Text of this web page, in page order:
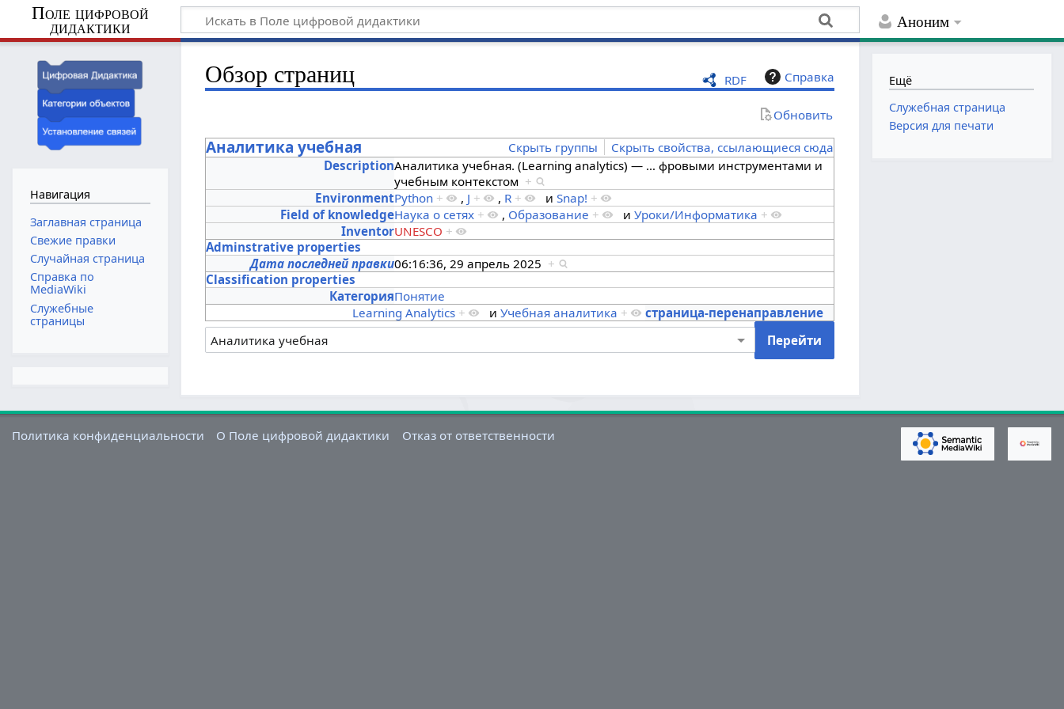
Аноним
Поле цифровой
дидактики
RDF Справка
Обзор страниц
Обновить
Аналитика учебная Скрыть группы
Скрыть свойства, ссылающиеся сюда
DescriptionАналитика учебная. (Learning analytics) — …фровыми инструментами и
учебным контекстом +
EnvironmentPython + , J + , R + иSnap! +
Field of knowledgeНаука о сетях + , Образование + иУроки/Информатика +
InventorUNESCO +
Adminstrative properties
Дата последней правки06:16:36, 29 апрель 2025 +
Classification properties
КатегорияПонятие
страница-перенаправление
Learning Analytics + иУчебная аналитика +
Навигация
Заглавная страница
Свежие правки
Случайная страница
Справка по
MediaWiki
Служебные
страницы
Ещё
Служебная страница
Версия для печати
Политика конфиденциальности О Поле цифровой дидактики Отказ от ответственности